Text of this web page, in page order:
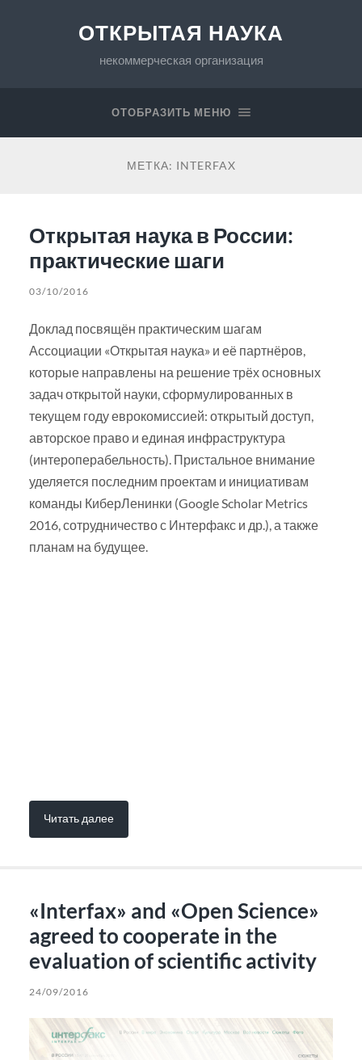
ОТКРЫТАЯ НАУКА
некоммерческая организация
ОТОБРАЗИТЬ МЕНЮ
МЕТКА: INTERFAX
Открытая наука в России:
практические шаги
03/10/2016
Доклад посвящён практическим шагам
Ассоциации «Открытая наука» и её партнёров,
которые направлены на решение трёх основных
задач открытой науки, сформулированных в
текущем году еврокомиссией: открытый доступ,
авторское право и единая инфраструктура
(интероперабельность). Пристальное внимание
уделяется последним проектам и инициативам
команды КиберЛенинки (Google Scholar Metrics
2016, сотрудничество с Интерфакс и др.), а также
планам на будущее.
Читать далее
«Interfax» and «Open Science»
agreed to cooperate in the
evaluation of scientific activity
24/09/2016